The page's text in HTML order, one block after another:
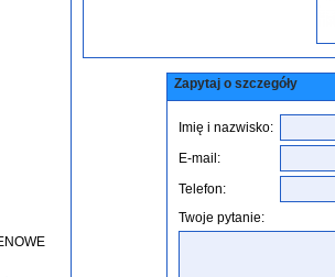
Zapytaj o szczegóły
Imię i nazwisko:
E-mail:
Telefon:
Twoje pytanie: